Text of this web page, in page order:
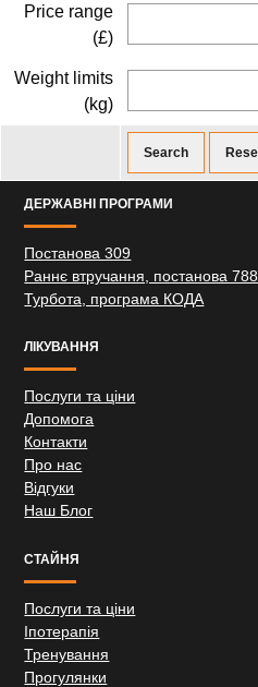
Price range
(£)
Weight limits
(kg)
ДЕРЖАВНІ ПРОГРАМИ
Постанова 309
Раннє втручання, постанова 788
Турбота, програма КОДА
ЛІКУВАННЯ
Послуги та ціни
Допомога
Контакти
Про нас
Відгуки
Наш Блог
СТАЙНЯ
Послуги та ціни
Іпотерапія
Тренування
Прогулянки